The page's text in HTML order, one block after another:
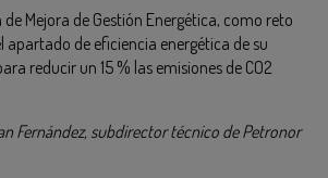
Mejora de Gestión Energética, como reto
apartado de eficiencia energética de su
reducir un 15 % las emisiones de CO2
Fernández, subdirector técnico de Petronor